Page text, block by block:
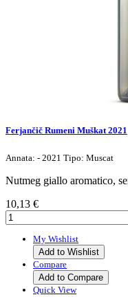
Ferjančič Rumeni Muškat 2021
Annata: - 2021 Tipo: Muscat
Nutmeg giallo aromatico,
10,13 €
My Wishlist
Add to Wishlist
Compare
Add to Compare
Quick View